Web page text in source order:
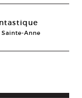
Anne